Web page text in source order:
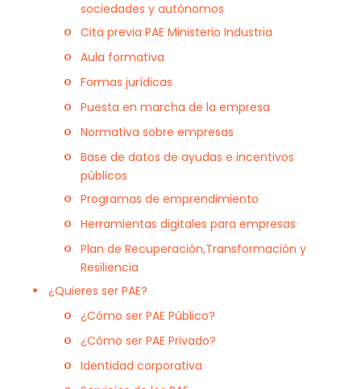
sociedades y autónomos
Cita previa PAE Ministerio Industria
Aula formativa
Formas jurídicas
Puesta en marcha de la empresa
Normativa sobre empresas
Base de datos de ayudas e incentivos
públicos
Programas de emprendimiento
Herramientas digitales para empresas
Plan de Recuperación,Transformación y
Resiliencia
¿Quieres ser PAE?
¿Cómo ser PAE Público?
¿Cómo ser PAE Privado?
Identidad corporativa